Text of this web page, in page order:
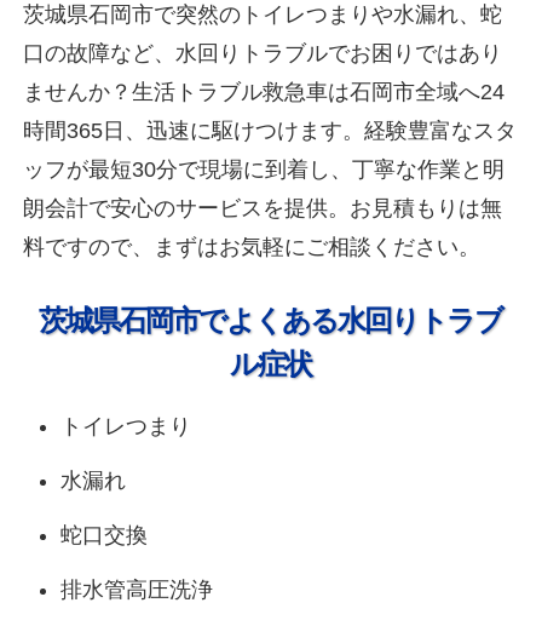
茨城県石岡市で突然のトイレつまりや水漏れ、蛇
口の故障など、水回りトラブルでお困りではあり
ませんか？生活トラブル救急車は石岡市全域へ24
時間365日、迅速に駆けつけます。経験豊富なスタ
ッフが最短30分で現場に到着し、丁寧な作業と明
朗会計で安心のサービスを提供。お見積もりは無
料ですので、まずはお気軽にご相談ください。
茨城県石岡市でよくある水回りトラブ
ル症状
トイレつまり
水漏れ
蛇口交換
排水管高圧洗浄